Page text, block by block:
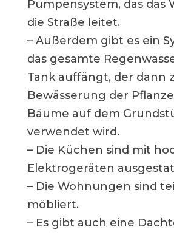
Pumpensystem, das das
die Straße leitet.
– Außerdem gibt es ein
das gesamte
Tank auffängt, der dann
Bewässerung der
Bäume auf dem
verwendet wird.
– Die Küchen sind mit
Elektrogeräten
– Die Wohnungen sind
möbliert.
– Es gibt auch eine